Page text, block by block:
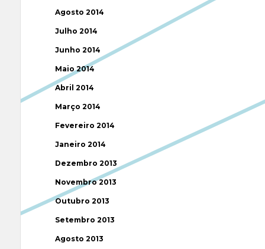
Agosto 2014
Julho 2014
Junho 2014
Maio 2014
Abril 2014
Março 2014
Fevereiro 2014
Janeiro 2014
Dezembro 2013
Novembro 2013
Outubro 2013
Setembro 2013
Agosto 2013